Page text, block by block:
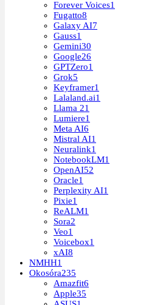
Forever Voices1
Fugatto8
Galaxy AI7
Gauss1
Gemini30
Google26
GPTZero1
Grok5
Keyframer1
Lalaland.ai1
Llama 21
Lumiere1
Meta AI6
Mistral AI1
Neuralink1
NotebookLM1
OpenAI52
Oracle1
Perplexity AI1
Pixie1
ReALM1
Sora2
Veo1
Voicebox1
xAI8
NMHH1
Okosóra235
Amazfit6
Apple35